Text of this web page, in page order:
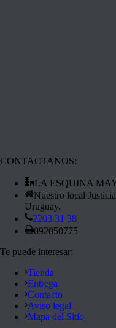
CONTACTANOS:
LA ESQUINA
Nuestro local
Uruguay.
2203 31 38
092050775
Te puede interesar:
Tienda
Entrega
Contacto
Aviso legal
Mapa del Sitio